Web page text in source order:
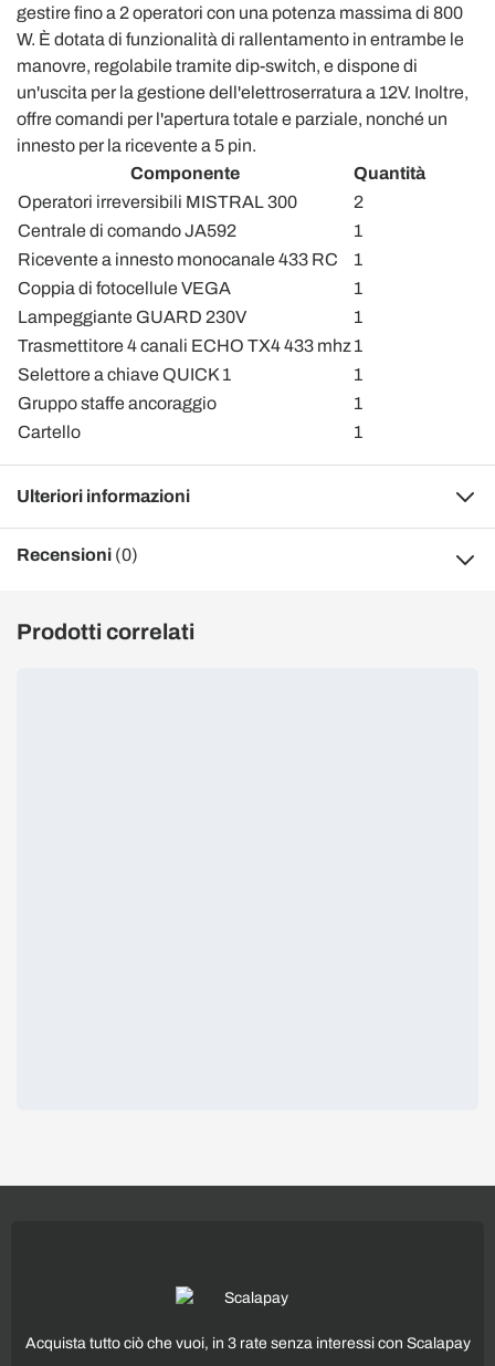
gestire fino a 2 operatori con una potenza massima di 800
W. È dotata di funzionalità di rallentamento in entrambe le
manovre, regolabile tramite dip-switch, e dispone di
un'uscita per la gestione dell'elettroserratura a 12V. Inoltre,
offre comandi per l'apertura totale e parziale, nonché un
innesto per la ricevente a 5 pin.
Componente
Quantità
Operatori irreversibili MISTRAL 300
2
Centrale di comando JA592
1
Ricevente a innesto monocanale 433 RC
1
Coppia di fotocellule VEGA
1
Lampeggiante GUARD 230V
1
Trasmettitore 4 canali ECHO TX4 433 mhz 1
Selettore a chiave QUICK 1
1
Gruppo staffe ancoraggio
1
Cartello
1
Ulteriori informazioni
Recensioni (0)
Prodotti correlati
Acquista tutto ciò che vuoi, in 3 rate senza interessi con Scalapay